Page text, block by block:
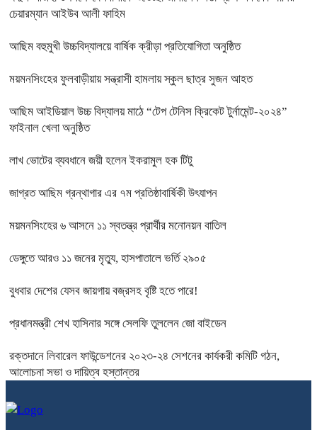
চেয়ারম্যান আইউব আলী ফাহিম
আছিম বহুমুখী উচ্চবিদ্যালয়ে বার্ষিক ক্রীড়া প্রতিযোগিতা অনুষ্ঠিত
ময়মনসিংহের ফুলবাড়ীয়ায় সন্ত্রাসী হামলায় স্কুল ছাত্র সুজন আহত
আছিম আইডিয়াল উচ্চ বিদ্যালয় মাঠে “টেপ টেনিস ক্রিকেট টুর্নামেন্ট-২০২৪”
ফাইনাল খেলা অনুষ্ঠিত
লাখ ভোটের ব্যবধানে জয়ী হলেন ইকরামুল হক টিটু
জাগ্রত আছিম গ্রন্থাগার এর ৭ম প্রতিষ্ঠাবার্ষিকী উৎযাপন
ময়মনসিংহের ৬ আসনে ১১ স্বতন্ত্র প্রার্থীর মনোনয়ন বাতিল
ডেঙ্গুতে আরও ১১ জনের মৃত্যু, হাসপাতালে ভর্তি ২৯০৫
বুধবার দেশের যেসব জায়গায় বজ্রসহ বৃষ্টি হতে পারে!
প্রধানমন্ত্রী শেখ হাসিনার সঙ্গে সেলফি তুললেন জো বাইডেন
রক্তদানে লিবারেল ফাউন্ডেশনের ২০২৩-২৪ সেশনের কার্যকরী কমিটি গঠন,
আলোচনা সভা ও দায়িত্ব হস্তান্তর